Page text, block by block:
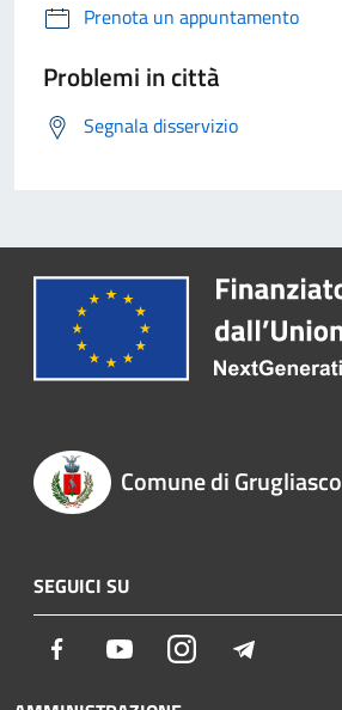
Prenota un appuntamento
Problemi in città
Segnala disservizio
Comune di Grugliasco
SEGUICI SU
Facebook YoutubeInstagram